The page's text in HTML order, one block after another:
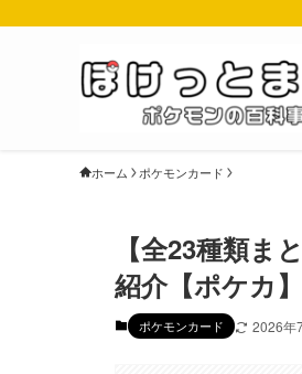
ホーム ポケモンカード
【全23種類
紹介【ポケカ】
ポケモンカード 2026年